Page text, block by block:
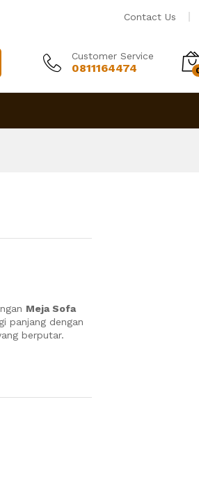
Contact Us
Customer Service
0811164474
Meja Sofa
panjang dengan
berputar.